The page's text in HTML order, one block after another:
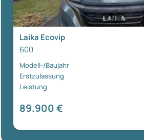
Laika Ecovip
600
Modell-/Baujahr
Erstzulassung
Leistung
89.900 €